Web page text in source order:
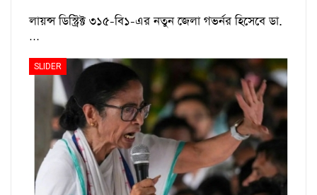
লায়ন্স ডিস্ট্রিক্ট ৩১৫-বি১-এর নতুন জেলা গভর্নর হিসেবে ডা.
…
SLIDER